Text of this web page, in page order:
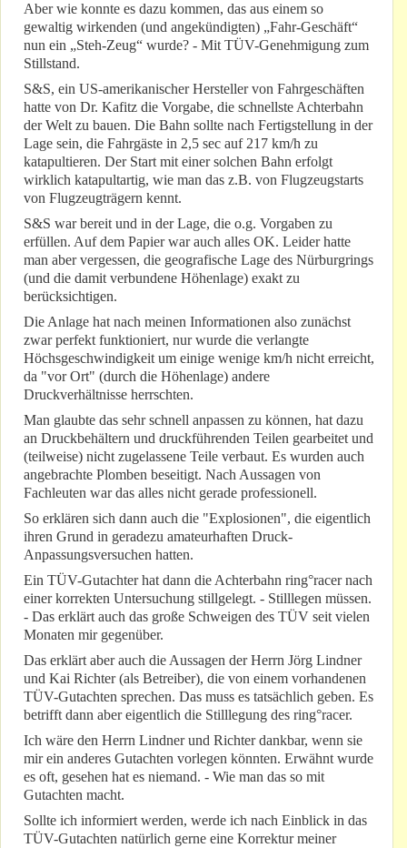
Aber wie konnte es dazu kommen, das aus einem so
gewaltig wirkenden (und angekündigten) „Fahr-Geschäft“
nun ein „Steh-Zeug“ wurde? - Mit TÜV-Genehmigung zum
Stillstand.
S&S, ein US-amerikanischer Hersteller von Fahrgeschäften
hatte von Dr. Kafitz die Vorgabe, die schnellste Achterbahn
der Welt zu bauen. Die Bahn sollte nach Fertigstellung in der
Lage sein, die Fahrgäste in 2,5 sec auf 217 km/h zu
katapultieren. Der Start mit einer solchen Bahn erfolgt
wirklich katapultartig, wie man das z.B. von Flugzeugstarts
von Flugzeugträgern kennt.
S&S war bereit und in der Lage, die o.g. Vorgaben zu
erfüllen. Auf dem Papier war auch alles OK. Leider hatte
man aber vergessen, die geografische Lage des Nürburgrings
(und die damit verbundene Höhenlage) exakt zu
berücksichtigen.
Die Anlage hat nach meinen Informationen also zunächst
zwar perfekt funktioniert, nur wurde die verlangte
Höchsgeschwindigkeit um einige wenige km/h nicht erreicht,
da "vor Ort" (durch die Höhenlage) andere
Druckverhältnisse herrschten.
Man glaubte das sehr schnell anpassen zu können, hat dazu
an Druckbehältern und druckführenden Teilen gearbeitet und
(teilweise) nicht zugelassene Teile verbaut. Es wurden auch
angebrachte Plomben beseitigt. Nach Aussagen von
Fachleuten war das alles nicht gerade professionell.
So erklären sich dann auch die "Explosionen", die eigentlich
ihren Grund in geradezu amateurhaften Druck-
Anpassungsversuchen hatten.
Ein TÜV-Gutachter hat dann die Achterbahn ring°racer nach
einer korrekten Untersuchung stillgelegt. - Stilllegen müssen.
- Das erklärt auch das große Schweigen des TÜV seit vielen
Monaten mir gegenüber.
Das erklärt aber auch die Aussagen der Herrn Jörg Lindner
und Kai Richter (als Betreiber), die von einem vorhandenen
TÜV-Gutachten sprechen. Das muss es tatsächlich geben. Es
betrifft dann aber eigentlich die Stilllegung des ring°racer.
Ich wäre den Herrn Lindner und Richter dankbar, wenn sie
mir ein anderes Gutachten vorlegen könnten. Erwähnt wurde
es oft, gesehen hat es niemand. - Wie man das so mit
Gutachten macht.
Sollte ich informiert werden, werde ich nach Einblick in das
TÜV-Gutachten natürlich gerne eine Korrektur meiner